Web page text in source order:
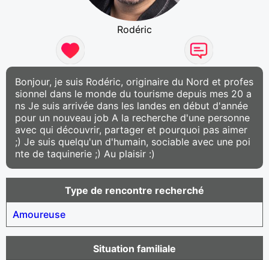
Rodéric
Bonjour, je suis Rodéric, originaire du Nord et profes
sionnel dans le monde du tourisme depuis mes 20 a
ns Je suis arrivée dans les landes en début d'année
pour un nouveau job A la recherche d'une personne
avec qui découvrir, partager et pourquoi pas aimer
;) Je suis quelqu'un d'humain, sociable avec une poi
nte de taquinerie ;) Au plaisir :)
Type de rencontre recherché
Amoureuse
Situation familiale